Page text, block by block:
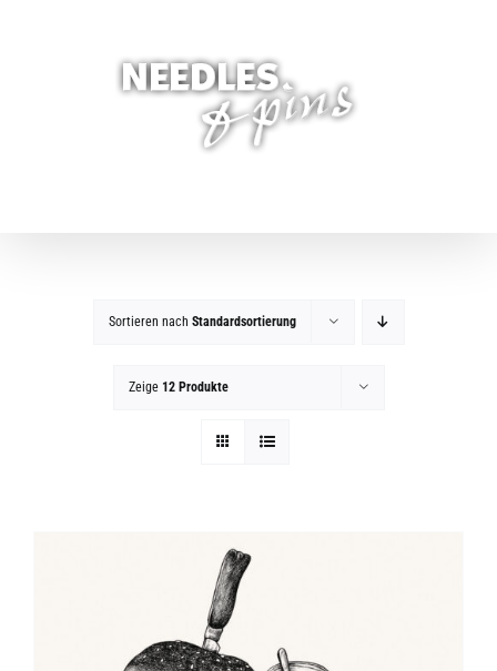
Sortieren nach Standardsortierung
Zeige 12 Produkte